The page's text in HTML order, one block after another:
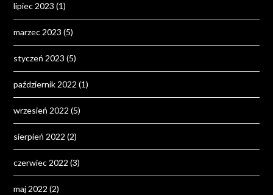
lipiec 2023 (1)
marzec 2023 (5)
styczeń 2023 (5)
październik 2022 (1)
wrzesień 2022 (5)
sierpień 2022 (2)
czerwiec 2022 (3)
maj 2022 (2)